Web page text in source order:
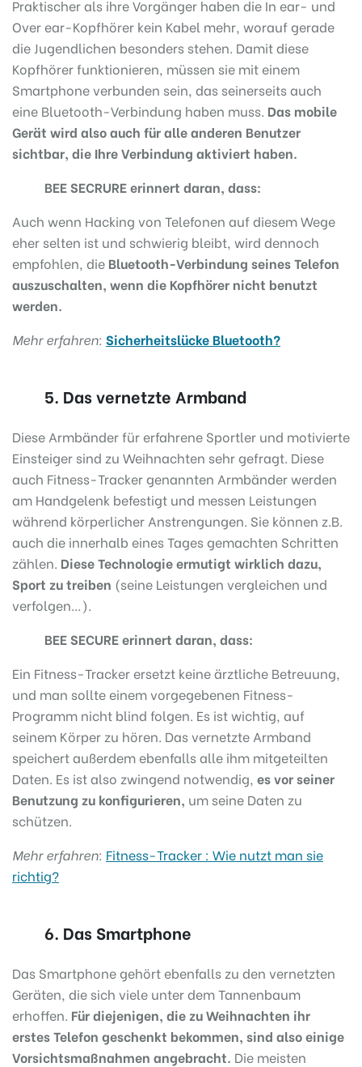
Praktischer als ihre Vorgänger haben die In ear- und
Over ear-Kopfhörer kein Kabel mehr, worauf gerade
die Jugendlichen besonders stehen. Damit diese
Kopfhörer funktionieren, müssen sie mit einem
Smartphone verbunden sein, das seinerseits auch
eine Bluetooth-Verbindung haben muss. Das mobile
Gerät wird also auch für alle anderen Benutzer
sichtbar, die Ihre Verbindung aktiviert haben.
BEE SECRURE erinnert daran, dass:
Auch wenn Hacking von Telefonen auf diesem Wege
eher selten ist und schwierig bleibt, wird dennoch
empfohlen, die Bluetooth-Verbindung seines Telefon
auszuschalten, wenn die Kopfhörer nicht benutzt
werden.
Mehr erfahren: Sicherheitslücke Bluetooth?
5. Das vernetzte Armband
Diese Armbänder für erfahrene Sportler und motivierte
Einsteiger sind zu Weihnachten sehr gefragt. Diese
auch Fitness-Tracker genannten Armbänder werden
am Handgelenk befestigt und messen Leistungen
während körperlicher Anstrengungen. Sie können z.B.
auch die innerhalb eines Tages gemachten Schritten
zählen. Diese Technologie ermutigt wirklich dazu,
Sport zu treiben (seine Leistungen vergleichen und
verfolgen…).
BEE SECURE erinnert daran, dass:
Ein Fitness-Tracker ersetzt keine ärztliche Betreuung,
und man sollte einem vorgegebenen Fitness-
Programm nicht blind folgen. Es ist wichtig, auf
seinem Körper zu hören. Das vernetzte Armband
speichert außerdem ebenfalls alle ihm mitgeteilten
Daten. Es ist also zwingend notwendig, es vor seiner
Benutzung zu konfigurieren, um seine Daten zu
schützen.
Mehr erfahren: Fitness-Tracker : Wie nutzt man sie
richtig?
6. Das Smartphone
Das Smartphone gehört ebenfalls zu den vernetzten
Geräten, die sich viele unter dem Tannenbaum
erhoffen. Für diejenigen, die zu Weihnachten ihr
erstes Telefon geschenkt bekommen, sind also einige
Vorsichtsmaßnahmen angebracht. Die meisten